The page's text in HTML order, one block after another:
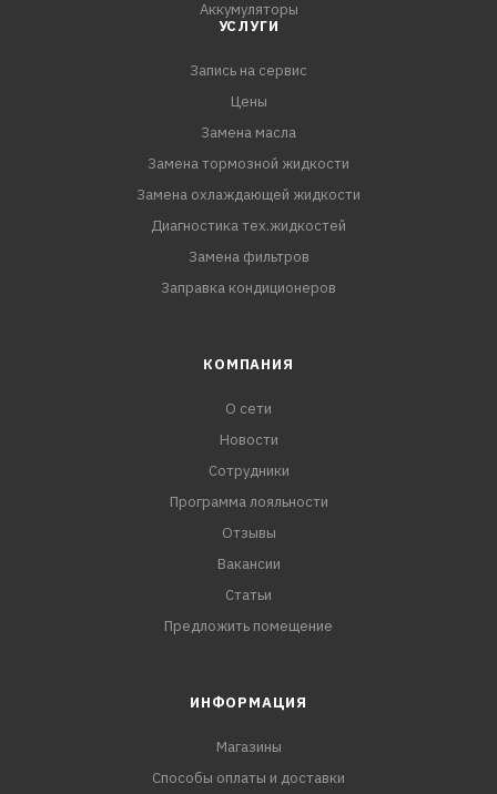
Аккумуляторы
УСЛУГИ
Запись на сервис
Цены
Замена масла
Замена тормозной жидкости
Замена охлаждающей жидкости
Диагностика тех.жидкостей
Замена фильтров
Заправка кондиционеров
КОМПАНИЯ
О сети
Новости
Сотрудники
Программа лояльности
Отзывы
Вакансии
Статьи
Предложить помещение
ИНФОРМАЦИЯ
Магазины
Способы оплаты и доставки